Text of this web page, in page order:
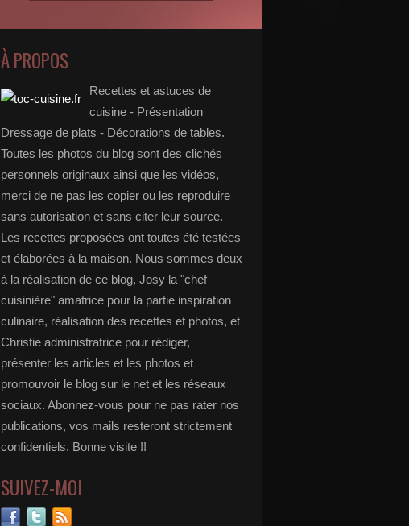
À PROPOS
Recettes et astuces de
cuisine - Présentation
Dressage de plats - Décorations de tables.
Toutes les photos du blog sont des clichés
personnels originaux ainsi que les vidéos,
merci de ne pas les copier ou les reproduire
sans autorisation et sans citer leur source.
Les recettes proposées ont toutes été testées
et élaborées à la maison. Nous sommes deux
à la réalisation de ce blog, Josy la "chef
cuisinière" amatrice pour la partie inspiration
culinaire, réalisation des recettes et photos, et
Christie administratrice pour rédiger,
présenter les articles et les photos et
promouvoir le blog sur le net et les réseaux
sociaux. Abonnez-vous pour ne pas rater nos
publications, vos mails resteront strictement
confidentiels. Bonne visite !!
SUIVEZ-MOI